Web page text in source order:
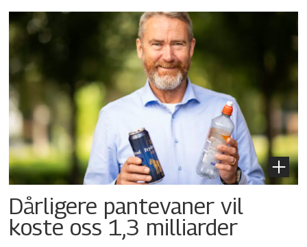
Dårligere pantevaner vil
koste oss 1,3 milliarder